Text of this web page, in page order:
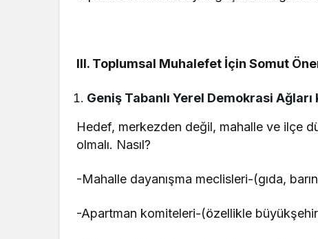
III. Toplumsal Muhalefet İçin Somut
Geniş Tabanlı Yerel Demokrasi Ağları
Hedef, merkezden değil, mahalle ve ilçe
olmalı. Nasıl?
-Mahalle dayanışma meclisleri-(gıda,
-Apartman komiteleri-(özellikle